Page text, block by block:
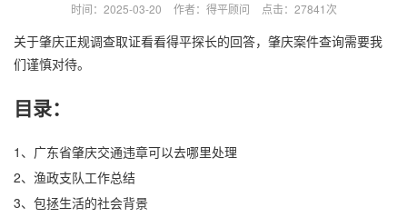
时间：2025-03-20 作者：得平顾问 点击：27841次
关于肇庆正规调查取证看看得平探长的回答，肇庆案件查询需要我
们谨慎对待。
目录：
1、 广东省肇庆交通违章可以去哪里处理
2、 渔政支队工作总结
3、 包拯生活的社会背景